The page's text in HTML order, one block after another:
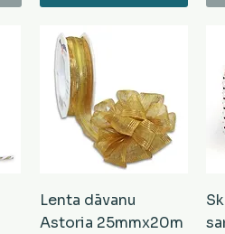
Lenta dāvanu
Astoria 25mmx20m